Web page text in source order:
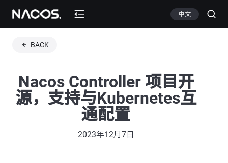
中文
BACK
Nacos Controller 项目开
源，支持与Kubernetes互
通配置
2023年12月7日